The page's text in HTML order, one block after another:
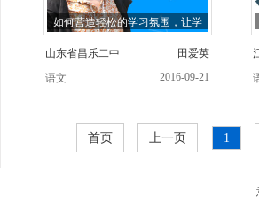
如何营造轻松的学习氛围，让学
山东省昌乐二中
田爱英
语文
2016-09-21
首页 上一页 1